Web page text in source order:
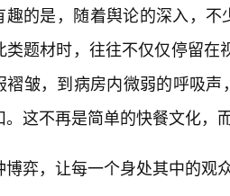
趣的是，随着舆论的深入，不
类题材时，往往不仅仅停留
褶皱，到病房内微弱的呼吸
。这不再是简单的快餐文化，
博弈，让每一个身处其中的观